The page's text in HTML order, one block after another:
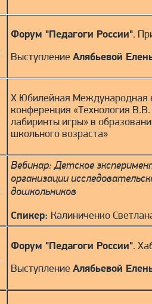
Форум "Педагоги России".
Выступление Алябьевой
X Юбилейная Международная
конференция «Технология
лабиринты игры» в
школьного возраста»
Вебинар: Детское
организации
дошкольников
Спикер: Калиниченко
Форум "Педагоги России".
Выступление Алябьевой